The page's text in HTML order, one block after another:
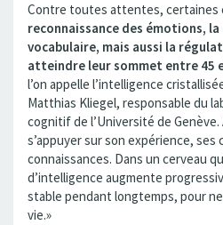
Contre toutes attentes, certaines
reconnaissance des émotions,
vocabulaire, mais aussi la
atteindre leur sommet entre 45
l’on appelle l’intelligence
Matthias Kliegel, responsable du
cognitif de l’Université de Genève.
s’appuyer sur son expérience,
connaissances. Dans un cerveau
d’intelligence augmente
stable pendant longtemps, pour ne
vie.»